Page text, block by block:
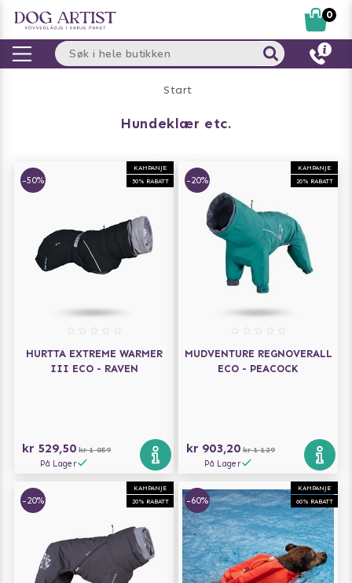
Start
hundeklær etc.
KAMPANJE
50% RABATT
-50%
HURTTA EXTREME WARMER
III ECO - RAVEN
kr 529,50 kr 1 059
På Lager
KAMPANJE
20% RABATT
-20%
MUDVENTURE REGNOVERALL
ECO - PEACOCK
kr 903,20 kr 1 129
På Lager
KAMPANJE
20% RABATT
-20%
KAMPANJE
60% RABATT
-60%
0